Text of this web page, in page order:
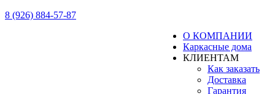
8 (926) 884-57-87
О КОМПАНИИ
Каркасные дома
КЛИЕНТАМ
Как заказать
Доставка
Гарантия